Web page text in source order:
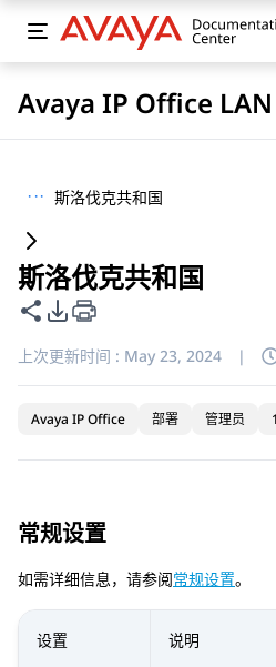
Avaya IP Office
··· 斯洛伐克共和国
斯洛伐克共和国
共享此页面
PDF 导出选项
上次更新时间 : May 23, 2024 |
Avaya IP Office 部署 管理员
常规设置
如需详细信息，请参阅常规设置。
设置 说明